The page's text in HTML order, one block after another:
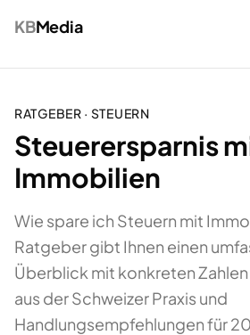
KBMedia
RATGEBER · STEUERN
Steuerersparnis
Immobilien
Wie spare ich Steuern mit
Ratgeber gibt Ihnen einen
Überblick mit konkreten Zahlen
aus der Schweizer Praxis und
Handlungsempfehlungen für